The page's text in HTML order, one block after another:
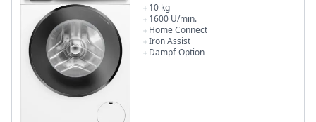
10 kg
1600 U/min.
Home Connect
Iron Assist
Dampf-Option